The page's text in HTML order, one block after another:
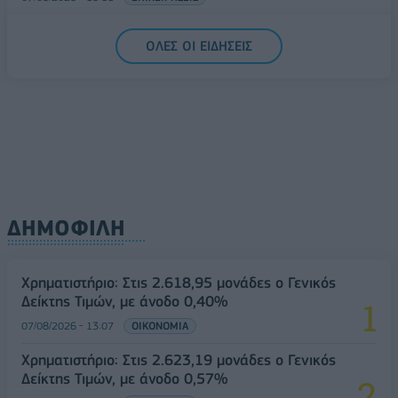
Συνάλλαγμα: Το ευρώ ενισχύεται 0,08%, στα
1,1534 δολάρια
ΟΛΕΣ ΟΙ ΕΙΔΗΣΕΙΣ
ΔΗΜΟΦΙΛΗ
Χρηματιστήριο: Στις 2.618,95 μονάδες ο Γενικός
Δείκτης Τιμών, με άνοδο 0,40%
07/08/2026 - 13:07 ΟΙΚΟΝΟΜΙΑ
Χρηματιστήριο: Στις 2.623,19 μονάδες ο Γενικός
Δείκτης Τιμών, με άνοδο 0,57%